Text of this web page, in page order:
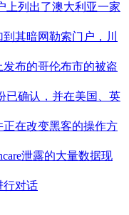
上列出了澳大利亚一家
其暗网勒索门户，川
布的哥伦布市的被盗
已确认，并在美国、英
在改变黑客的操作方
泄露的大量数据现
行对话